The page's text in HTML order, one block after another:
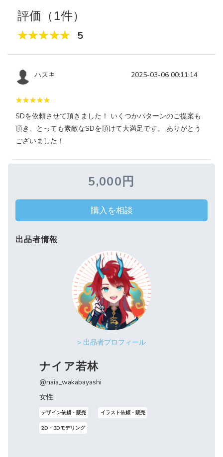
評価（1件）
5
ハスキ 2025-03-06 00:11:14
SDを依頼させて頂きました！ いくつかパターンのご提案も
頂き、とっても素敵なSDを頂けて大満足です。 ありがとう
ございました！
5,000円
購入を相談
出品者情報
> 出品者プロフィール
ナイア若林
@naia_wakabayashi
女性
デザイン依頼・販売 イラスト依頼・販売
2D・3Dモデリング